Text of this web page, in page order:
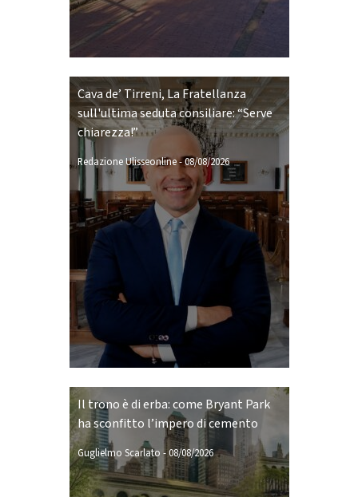
Cava de’ Tirreni, La Fratellanza
sull'ultima seduta consiliare: “Serve
chiarezza!”
Redazione Ulisseonline-08/08/2026
Il trono è di erba: come Bryant Park
ha sconfitto l’impero di cemento
Guglielmo Scarlato -08/08/2026